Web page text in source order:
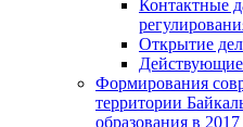
Контактные
Открытие дел
Формирования
территории
образования в